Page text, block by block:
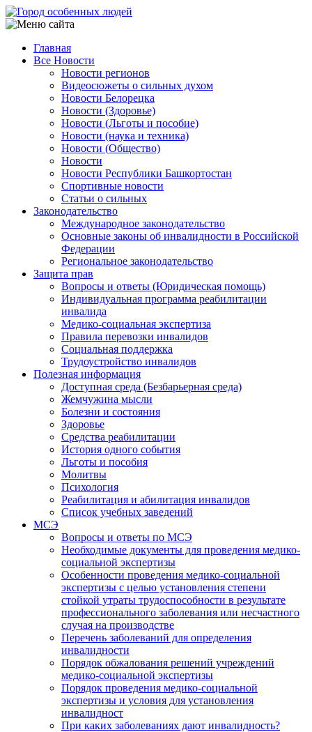
Перейти
к
содержанию
Main
navigation
Главная
Все Новости
Новости регионов
Видеосюжеты о сильных духом
Новости Белорецка
Новости (Здоровье)
Новости (Льготы и пособие)
Новости (наука и техника)
Новости (Общество)
Новости
Новости Республики Башкортостан
Спортивные новости
Статьи о сильных
Законодательство
Международное законодательство
Основные законы об инвалидности в Российской
Федерации
Региональное законодательство
Защита прав
Вопросы и ответы (Юридическая помощь)
Индивидуальная программа реабилитации
инвалида
Медико-социальная экспертиза
Правила перевозки инвалидов
Социальная поддержка
Трудоустройство инвалидов
Полезная информация
Доступная среда (Безбарьерная среда)
Жемчужина мысли
Болезни и состояния
Здоровье
Средства реабилитации
История одного события
Льготы и пособия
Молитвы
Психология
Реабилитация и абилитация инвалидов
Список учебных заведений
МСЭ
Вопросы и ответы по МСЭ
Необходимые документы для проведения медико-
социальной экспертизы
Особенности проведения медико-социальной
экспертизы с целью установления степени
стойкой утраты трудоспособности в результате
профессионального заболевания или несчастного
случая на производстве
Перечень заболеваний для определения
инвалидности
Порядок обжалования решений учреждений
медико-социальной экспертизы
Порядок проведения медико-социальной
экспертизы и условия для установления
инвалидност
При каких заболеваниях дают инвалидность?